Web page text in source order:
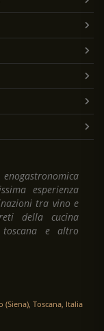
esperienza
tra vino e
della cucina
e altro
(Siena), Toscana, Italia